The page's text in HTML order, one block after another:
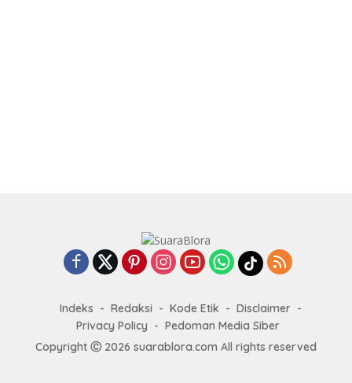
Indeks Redaksi Kode Etik
Disclaimer
Privacy Policy
Pedoman Media Siber
Copyright Ⓒ 2026 suarablora.com All rights reserved